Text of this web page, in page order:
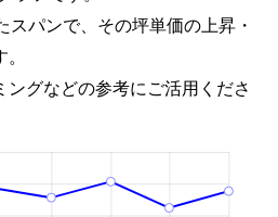
パンで、その坪単価の上昇・
グなどの参考にご活用くださ